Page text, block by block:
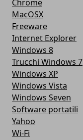
Chrome
MacOSX
Freeware
Internet Explorer
Windows 8
Trucchi Windows 7
Windows XP
Windows Vista
Windows Seven
Software portatili
Yahoo
Wi-Fi